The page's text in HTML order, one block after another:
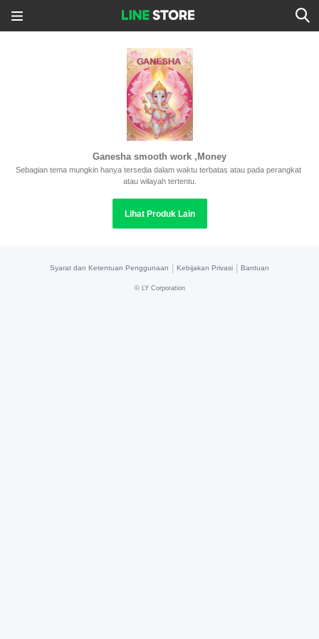
Ganesha smooth work ,Money
Sebagian tema mungkin hanya tersedia dalam waktu terbatas atau pada perangkat
atau wilayah tertentu.
Lihat Produk Lain
Syarat dan Ketentuan Penggunaan Kebijakan Privasi Bantuan
© LY Corporation